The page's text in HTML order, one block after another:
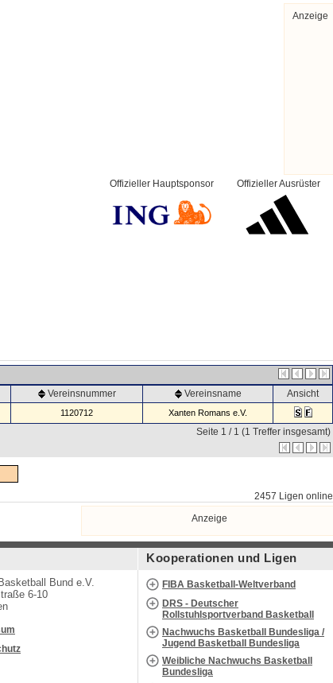
Anzeige
Offizieller Ausrüster
Offizieller Hauptsponsor
Vereinsnummer Vereinsname Ansicht
1120712 Xanten Romans e.V.
Seite 1 / 1 (1 Treffer insgesamt)
2457 Ligen online
Anzeige
Bund e.V.
6-10
Kooperationen und Ligen
FIBA Basketball-Weltverband
DRS - Deutscher
Rollstuhlsportverband Basketball
Nachwuchs Basketball Bundesliga /
Jugend Basketball Bundesliga
Weibliche Nachwuchs Basketball
Bundesliga